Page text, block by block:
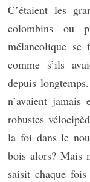
C’étaient les
colombins ou
mélancolique se
comme s’ils
depuis
n’avaient
robustes
la foi dans le
bois alors? Mais
saisit chaque